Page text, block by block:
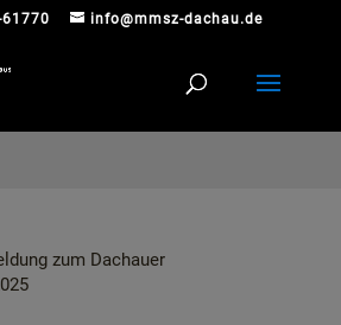
info@mmsz-dachau.de
zum Dachauer